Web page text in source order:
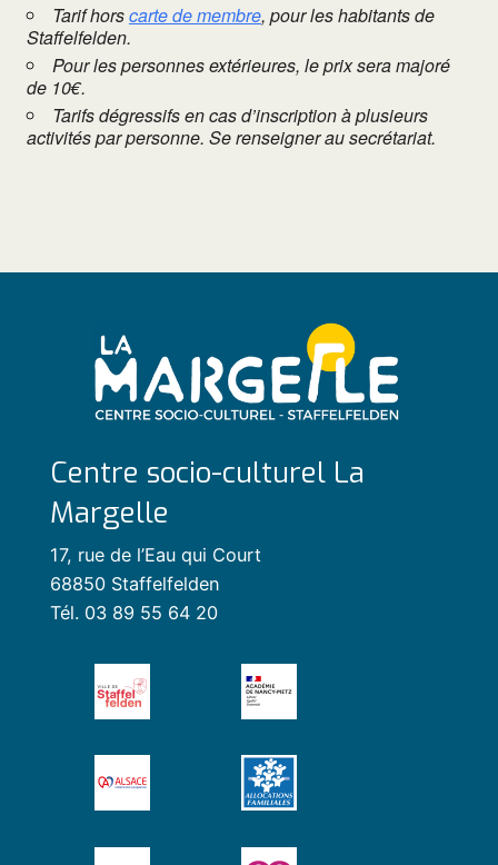
Tarif horscarte de membre, pour les habitants de
Staffelfelden.
Pour les personnes extérieures, le prix sera majoré
de 10€.
Tarifs dégressifs en cas d’inscription à plusieurs
activités par personne. Se renseigner au secrétariat.
Centre socio-culturel La
Margelle
17, rue de l’Eau qui Court
68850 Staffelfelden
Tél. 03 89 55 64 20